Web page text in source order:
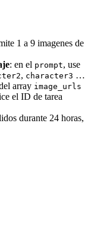
1 a 9 imagenes de
: en el prompt, use
, character3 …
array image_urls
el ID de tarea
durante 24 horas,